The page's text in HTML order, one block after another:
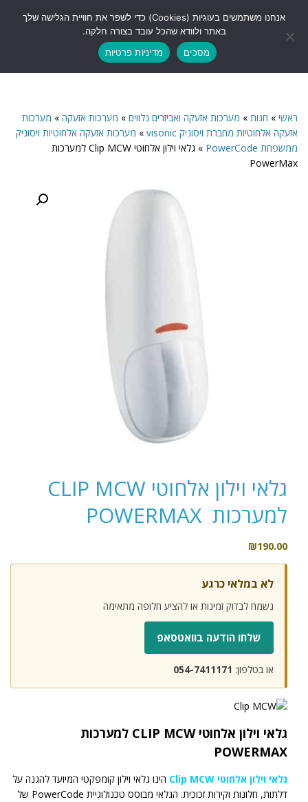
תפריט
ראשי » חנות » מערכות אזעקה ואביזרים נלווים » מערכות אזעקה » מערכות
אזעקה אלחוטיות מחברת ויסוניק visonic
» מערכות אזעקה אלחוטיות ויסוניק
ממשפחת PowerCode
»
גלאי וילון אלחוטי Clip MCW למערכות
PowerMax
גלאי וילון אלחוטי CLIP MCW
למערכות POWERMAX
₪190.00
לא במלאי כרגע
נשמח לבדוק זמינות או להציע חלופה מתאימה
שלחו הודעה בוואטסאפ
או בטלפון: 054-7411171
גלאי וילון אלחוטי CLIP MCW למערכות
POWERMAX
גלאי וילון אלחוטי Clip MCW
הינו גלאי וילון קומפקטי המיועד להגנה על
דלתות, חלונות וקירות זכוכית. הגלאי מבוסס טכנולוגיית PowerCode של
אנחנו משתמשים בעוגיות (Cookies) כדי לשפר את חוויית הגלישה שלך
באתר ולוודא שהכל עובד בצורה חלקה.
מסכים
מדיניות פרטיות